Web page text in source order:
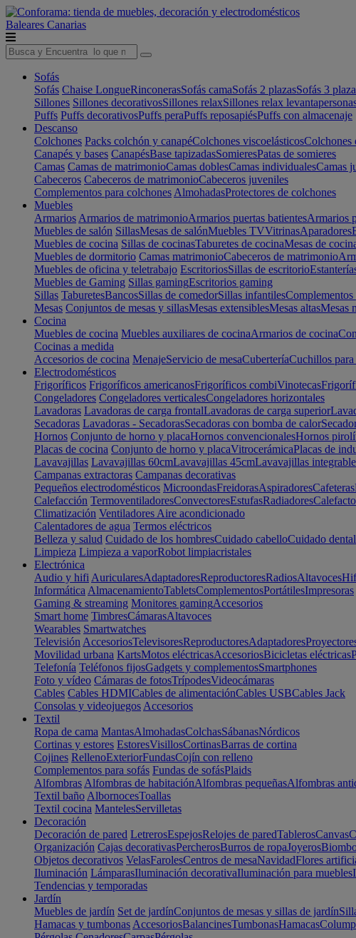
Baleares Canarias
Sofás
Sofás Chaise LongueRinconerasSofás camaSofás 2 plazasSofás 3
Sillones Sillones decorativosSillones relaxSillones relax
Puffs Puffs decorativosPuffs peraPuffs reposapiésPuffs con almacenaje
Descanso
Colchones Packs colchón y canapéColchones viscoelásticosColchones
Canapés y bases CanapésBase tapizadasSomieresPatas de somieres
Camas Camas de matrimonioCamas doblesCamas individualesCamas
Cabeceros Cabeceros de matrimonioCabeceros juveniles
Complementos para colchones AlmohadasProtectores de colchones
Muebles
Armarios Armarios de matrimonioArmarios puertas batientesArmarios
Muebles de salón SillasMesas de salónMuebles TVVitrinasAparadores
Muebles de cocina Sillas de cocinasTaburetes de cocinaMesas de
Muebles de dormitorio Camas matrimonioCabeceros de matrimonio
Muebles de oficina y teletrabajo EscritoriosSillas de escritorio
Muebles de Gaming Sillas gamingEscritorios gaming
Sillas TaburetesBancosSillas de comedorSillas infantilesComplementos
Mesas Conjuntos de mesas y sillasMesas extensiblesMesas altasMesas
Cocina
Muebles de cocina Muebles auxiliares de cocinaArmarios de cocina
Cocinas a medida
Accesorios de cocina MenajeServicio de mesaCuberteríaCuchillos
Electrodomésticos
Frigoríficos Frigoríficos americanosFrigoríficos combiVinotecas
Congeladores Congeladores verticalesCongeladores horizontales
Lavadoras Lavadoras de carga frontalLavadoras de carga superior
Secadoras Lavadoras - SecadorasSecadoras con bomba de calor
Hornos Conjunto de horno y placaHornos convencionalesHornos
Placas de cocina Conjunto de horno y placaVitrocerámicaPlacas de
Lavavajillas Lavavajillas 60cmLavavajillas 45cmLavavajillas
Campanas extractoras Campanas decorativas
Pequeños electrodomésticos MicroondasFreidorasAspiradoresCafeteras
Calefacción TermoventiladoresConvectoresEstufasRadiadores
Climatización Ventiladores Aire acondicionado
Calentadores de agua Termos eléctricos
Belleza y salud Cuidado de los hombresCuidado cabelloCuidado dental
Limpieza Limpieza a vaporRobot limpiacristales
Electrónica
Audio y hifi AuricularesAdaptadoresReproductoresRadiosAltavoces
Informática AlmacenamientoTabletsComplementosPortátilesImpresoras
Gaming & streaming Monitores gamingAccesorios
Smart home TimbresCámarasAltavoces
Wearables Smartwatches
Televisión AccesoriosTelevisoresReproductoresAdaptadores
Movilidad urbana KartsMotos eléctricasAccesoriosBicicletas eléctricas
Telefonía Teléfonos fijosGadgets y complementosSmartphones
Foto y vídeo Cámaras de fotosTrípodesVideocámaras
Cables Cables HDMICables de alimentaciónCables USBCables Jack
Consolas y videojuegos Accesorios
Textil
Ropa de cama MantasAlmohadasColchasSábanasNórdicos
Cortinas y estores EstoresVisillosCortinasBarras de cortina
Cojines RellenoExteriorFundasCojín con relleno
Complementos para sofás Fundas de sofásPlaids
Alfombras Alfombras de habitaciónAlfombras pequeñasAlfombras
Textil baño AlbornocesToallas
Textil cocina MantelesServilletas
Decoración
Decoración de pared LetrerosEspejosRelojes de paredTablerosCanvas
Organización Cajas decorativasPercherosBurros de ropaJoyeros
Objetos decorativos VelasFarolesCentros de mesaNavidadFlores
Iluminación LámparasIluminación decorativaIluminación para muebles
Tendencias y temporadas
Jardín
Muebles de jardín Set de jardínConjuntos de mesas y sillas de jardín
Hamacas y tumbonas AccesoriosBalancinesTumbonasHamacas